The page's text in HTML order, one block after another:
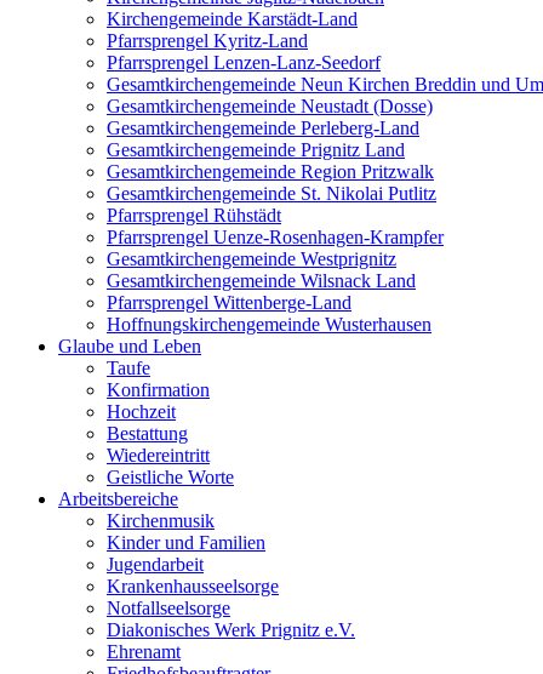
Kirchengemeinde Karstädt-Land
Pfarrsprengel Kyritz-Land
Pfarrsprengel Lenzen-Lanz-Seedorf
Gesamtkirchengemeinde Neun Kirchen Breddin und
Gesamtkirchengemeinde Neustadt (Dosse)
Gesamtkirchengemeinde Perleberg-Land
Gesamtkirchengemeinde Prignitz Land
Gesamtkirchengemeinde Region Pritzwalk
Gesamtkirchengemeinde St. Nikolai Putlitz
Pfarrsprengel Rühstädt
Pfarrsprengel Uenze-Rosenhagen-Krampfer
Gesamtkirchengemeinde Westprignitz
Gesamtkirchengemeinde Wilsnack Land
Pfarrsprengel Wittenberge-Land
Hoffnungskirchengemeinde Wusterhausen
Glaube und Leben
Taufe
Konfirmation
Hochzeit
Bestattung
Wiedereintritt
Geistliche Worte
Arbeitsbereiche
Kirchenmusik
Kinder und Familien
Jugendarbeit
Krankenhausseelsorge
Notfallseelsorge
Diakonisches Werk Prignitz e.V.
Ehrenamt